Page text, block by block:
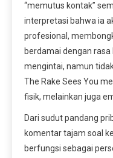
“memutus kontak”
interpretasi bahwa ia
profesional,
berdamai dengan
mengintai, namun
The Rake Sees You
fisik, melainkan juga
Dari sudut pandang
komentar tajam soal
berfungsi sebagai